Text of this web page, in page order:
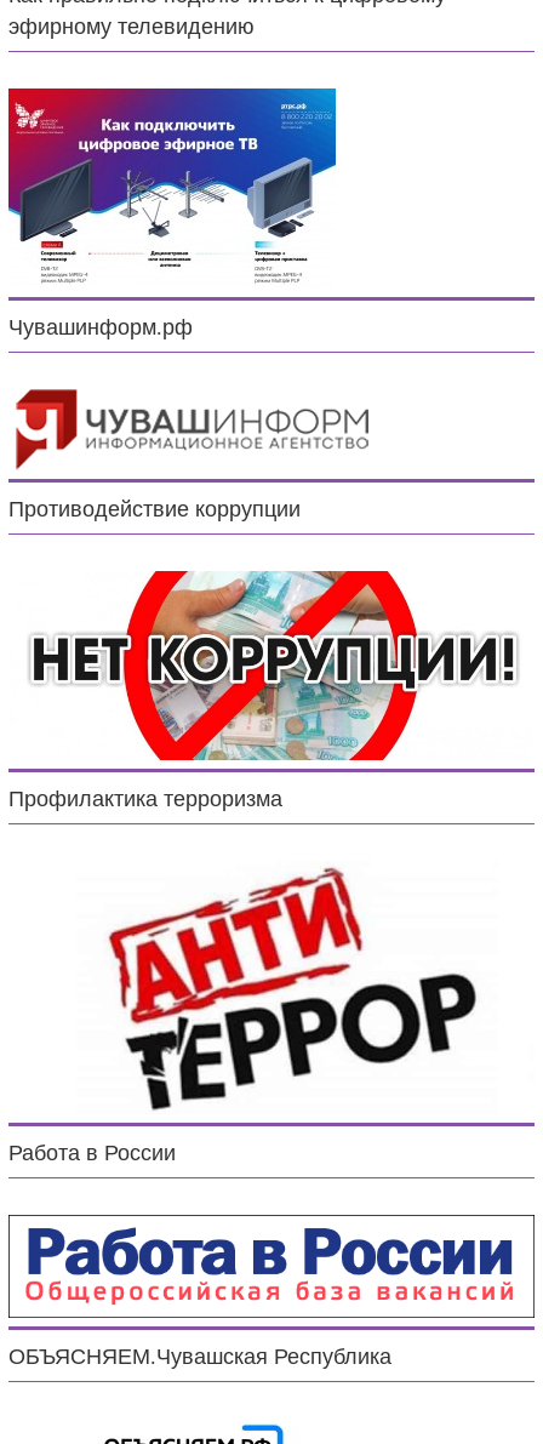
эфирному телевидению
Чувашинформ.рф
Противодействие коррупции
Профилактика терроризма
Работа в России
ОБЪЯСНЯЕМ.Чувашская Республика